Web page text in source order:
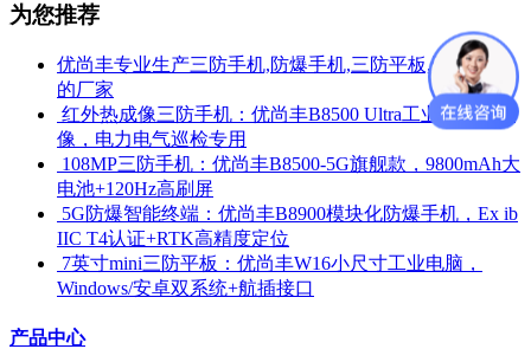
为您推荐
优尚丰专业生产三防手机,防爆手机,三防平板,防爆平板
的厂家
​ 红外热成像三防手机：优尚丰B8500 Ultra工业测温热成
像，电力电气巡检专用
​ 108MP三防手机：优尚丰B8500-5G旗舰款，9800mAh大
电池+120Hz高刷屏
​ 5G防爆智能终端：优尚丰B8900模块化防爆手机，Ex ib
IIC T4认证+RTK高精度定位
​ 7英寸mini三防平板：优尚丰W16小尺寸工业电脑，
Windows/安卓双系统+航插接口
产品中心